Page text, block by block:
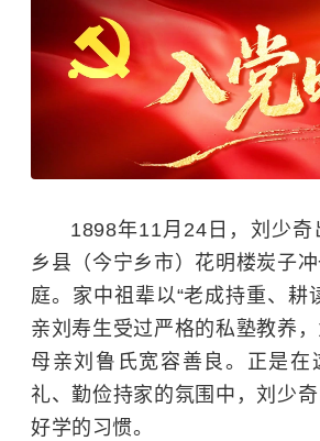
1898年11月24日，刘少
乡县（今宁乡市）花明楼炭子
庭。家中祖辈以“老成持重、耕
亲刘寿生受过严格的私塾教养，
母亲刘鲁氏宽容善良。正是在
礼、勤俭持家的氛围中，刘少
好学的习惯。